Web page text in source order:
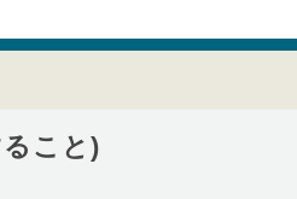
こと)